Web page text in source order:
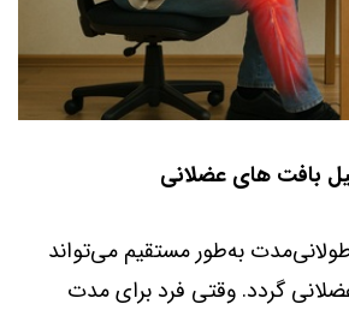
به‌طور مستقیم می‌تواند
گردد. وقتی فرد برای مدت